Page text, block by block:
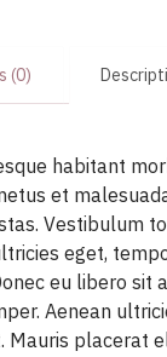
(0)
habitant
et
Vestibulum
eget,
eu libero sit
Aenean
Mauris placerat